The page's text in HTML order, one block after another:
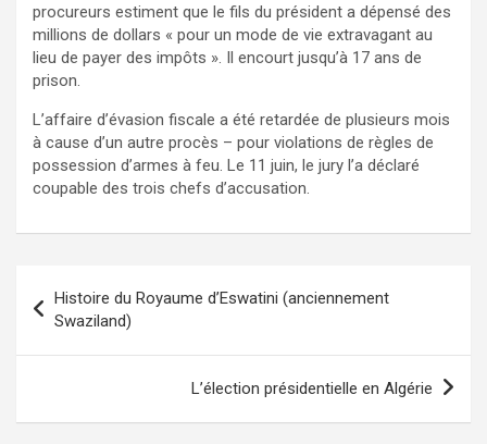
procureurs estiment que le fils du président a dépensé des
millions de dollars « pour un mode de vie extravagant au
lieu de payer des impôts ». Il encourt jusqu’à 17 ans de
prison.
L’affaire d’évasion fiscale a été retardée de plusieurs mois
à cause d’un autre procès – pour violations de règles de
possession d’armes à feu. Le 11 juin, le jury l’a déclaré
coupable des trois chefs d’accusation.
de
l’article
Histoire du Royaume d’Eswatini (anciennement
Swaziland)
L’élection présidentielle en Algérie